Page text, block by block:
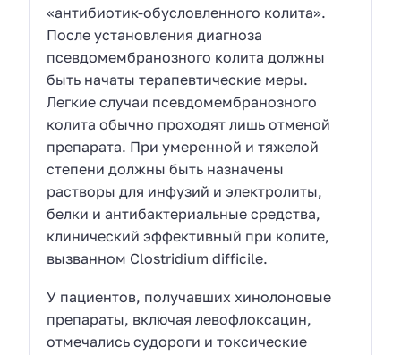
«антибиотик-обусловленного колита».
После установления диагноза
псевдомембранозного колита должны
быть начаты терапевтические меры.
Легкие случаи псевдомембранозного
колита обычно проходят лишь отменой
препарата. При умеренной и тяжелой
степени должны быть назначены
растворы для инфузий и электролиты,
белки и антибактериальные средства,
клинический эффективный при колите,
вызванном Clostridium difficile.
У пациентов, получавших хинолоновые
препараты, включая левофлоксацин,
отмечались судороги и токсические